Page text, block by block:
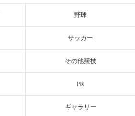
野球
サッカー
その他競技
PR
ギャラリー